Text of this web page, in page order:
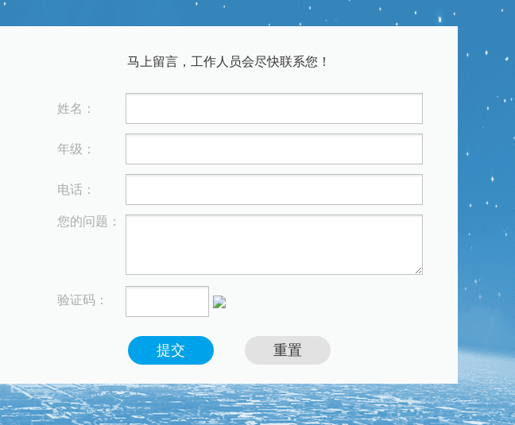
马上留言，工作人员会尽快联系您！
姓名：
年级：
电话：
您的问题：
验证码：